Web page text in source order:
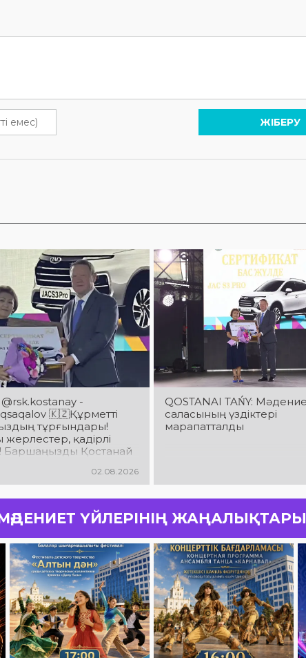
ЖІБЕРУ
-
🇰🇿Құрметті
тұрғындары!
қадірлі
Баршаңызды Қостанай
шын жүректен
02.08.2026
QOSTANAI TAŃY:
саласының үздіктері
марапатталды
ҮЙЛЕРІНІҢ ЖАҢАЛЫҚТАРЫ